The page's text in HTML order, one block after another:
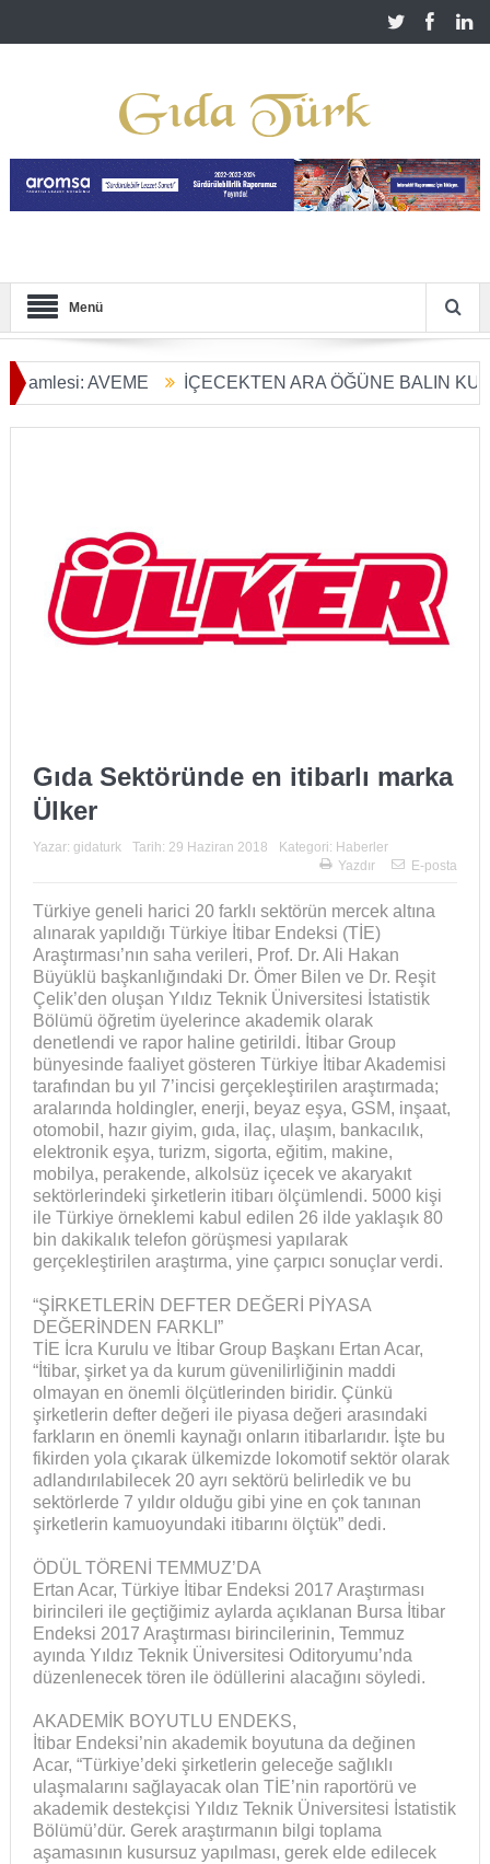
Menü
AVEME İÇECEKTEN ARA ÖĞÜNE BALIN KULLANIM
Başladı
Gıda Sektöründe en itibarlı marka
Ülker
Yazar: gidaturk Tarih: 29 Haziran 2018 Kategori: Haberler
Yazdır
E-posta
Türkiye geneli harici 20 farklı sektörün mercek altına
alınarak yapıldığı Türkiye İtibar Endeksi (TİE)
Araştırması’nın saha verileri, Prof. Dr. Ali Hakan
Büyüklü başkanlığındaki Dr. Ömer Bilen ve Dr. Reşit
Çelik’den oluşan Yıldız Teknik Üniversitesi İstatistik
Bölümü öğretim üyelerince akademik olarak
denetlendi ve rapor haline getirildi. İtibar Group
bünyesinde faaliyet gösteren Türkiye İtibar Akademisi
tarafından bu yıl 7’incisi gerçekleştirilen araştırmada;
aralarında holdingler, enerji, beyaz eşya, GSM, inşaat,
otomobil, hazır giyim, gıda, ilaç, ulaşım, bankacılık,
elektronik eşya, turizm, sigorta, eğitim, makine,
mobilya, perakende, alkolsüz içecek ve akaryakıt
sektörlerindeki şirketlerin itibarı ölçümlendi. 5000 kişi
ile Türkiye örneklemi kabul edilen 26 ilde yaklaşık 80
bin dakikalık telefon görüşmesi yapılarak
gerçekleştirilen araştırma, yine çarpıcı sonuçlar verdi.
“ŞİRKETLERİN DEFTER DEĞERİ PİYASA
DEĞERİNDEN FARKLI”
TİE İcra Kurulu ve İtibar Group Başkanı Ertan Acar,
“İtibar, şirket ya da kurum güvenilirliğinin maddi
olmayan en önemli ölçütlerinden biridir. Çünkü
şirketlerin defter değeri ile piyasa değeri arasındaki
farkların en önemli kaynağı onların itibarlarıdır. İşte bu
fikirden yola çıkarak ülkemizde lokomotif sektör olarak
adlandırılabilecek 20 ayrı sektörü belirledik ve bu
sektörlerde 7 yıldır olduğu gibi yine en çok tanınan
şirketlerin kamuoyundaki itibarını ölçtük” dedi.
ÖDÜL TÖRENİ TEMMUZ’DA
Ertan Acar, Türkiye İtibar Endeksi 2017 Araştırması
birincileri ile geçtiğimiz aylarda açıklanan Bursa İtibar
Endeksi 2017 Araştırması birincilerinin, Temmuz
ayında Yıldız Teknik Üniversitesi Oditoryumu’nda
düzenlenecek tören ile ödüllerini alacağını söyledi.
AKADEMİK BOYUTLU ENDEKS,
İtibar Endeksi’nin akademik boyutuna da değinen
Acar, “Türkiye’deki şirketlerin geleceğe sağlıklı
ulaşmalarını sağlayacak olan TİE’nin raportörü ve
akademik destekçisi Yıldız Teknik Üniversitesi İstatistik
Bölümü’dür. Gerek araştırmanın bilgi toplama
aşamasının kusursuz yapılması, gerek elde edilecek